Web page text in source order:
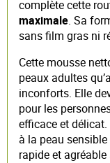
complète cette
maximale. Sa
sans film gras ni
Cette mousse
peaux adultes
inconforts. Elle
pour les
efficace et
à la peau
rapide et